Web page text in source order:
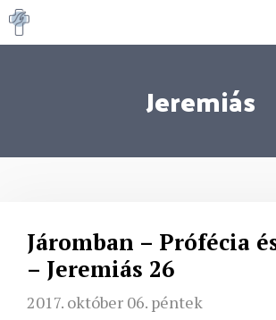
Kilépés
a
Jeremiás
Járomban – Prófécia
– Jeremiás 26
2017. október 06. péntek